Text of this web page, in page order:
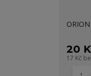
20
17 Kč